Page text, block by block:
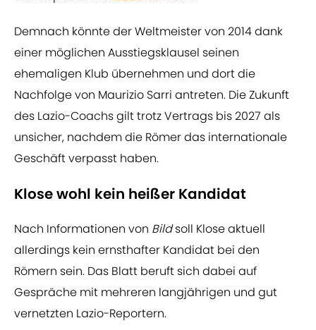
Demnach könnte der Weltmeister von 2014 dank
einer möglichen Ausstiegsklausel seinen
ehemaligen Klub übernehmen und dort die
Nachfolge von Maurizio Sarri antreten. Die Zukunft
des Lazio-Coachs gilt trotz Vertrags bis 2027 als
unsicher, nachdem die Römer das internationale
Geschäft verpasst haben.
Klose wohl kein heißer Kandidat
Nach Informationen von Bildsoll Klose aktuell
allerdings kein ernsthafter Kandidat bei den
Römern sein. Das Blatt beruft sich dabei auf
Gespräche mit mehreren langjährigen und gut
vernetzten Lazio-Reportern.